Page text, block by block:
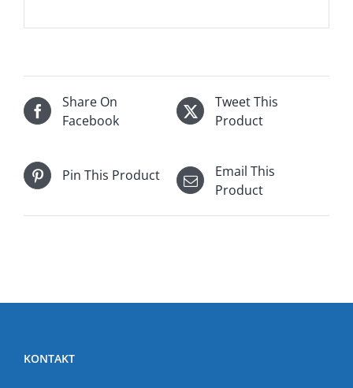
Share On
Facebook
Tweet This
Product
Pin This Product
Email This
Product
KONTAKT